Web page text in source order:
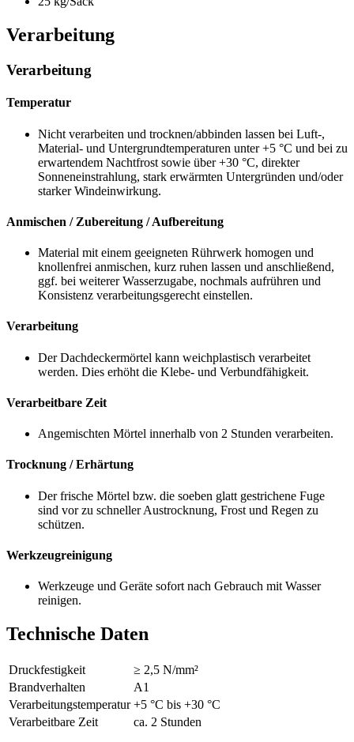
Verarbeitung
Verarbeitung
Temperatur
Nicht verarbeiten und trocknen/abbinden lassen bei Luft-,
Material- und Untergrundtemperaturen unter +5 °C und bei zu
erwartendem Nachtfrost sowie über +30 °C, direkter
Sonneneinstrahlung, stark erwärmten Untergründen und/oder
starker Windeinwirkung.
Anmischen / Zubereitung / Aufbereitung
Material mit einem geeigneten Rührwerk homogen und
knollenfrei anmischen, kurz ruhen lassen und anschließend,
ggf. bei weiterer Wasserzugabe, nochmals aufrühren und
Konsistenz verarbeitungsgerecht einstellen.
Verarbeitung
Der Dachdeckermörtel kann weichplastisch verarbeitet
werden. Dies erhöht die Klebe- und Verbundfähigkeit.
Verarbeitbare Zeit
Angemischten Mörtel innerhalb von 2 Stunden verarbeiten.
Trocknung / Erhärtung
Der frische Mörtel bzw. die soeben glatt gestrichene Fuge
sind vor zu schneller Austrocknung, Frost und Regen zu
schützen.
Werkzeugreinigung
Werkzeuge und Geräte sofort nach Gebrauch mit Wasser
reinigen.
Technische Daten
Druckfestigkeit
≥ 2,5 N/mm²
Brandverhalten
A1
Verarbeitungstemperatur +5 °C bis +30 °C
Verarbeitbare Zeit
ca. 2 Stunden